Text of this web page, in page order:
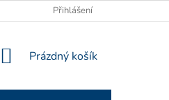
Přihlášení
NÁKUPNÍ
Prázdný košík